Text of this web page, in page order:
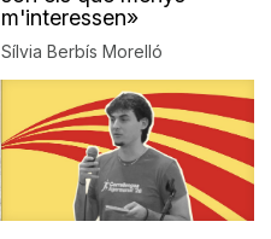
m'interessen»
Sílvia Berbís Morelló